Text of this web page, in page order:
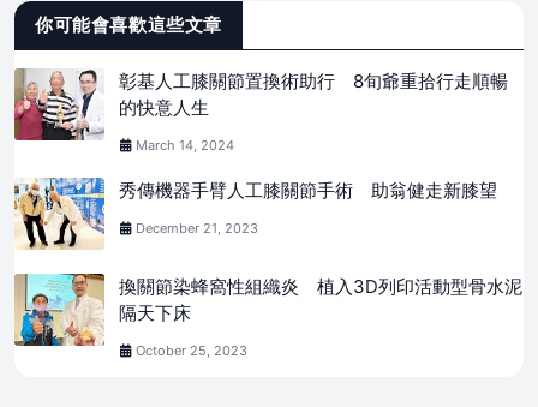
你可能會喜歡這些文章
彰基人工膝關節置換術助行 8旬爺重拾行走順暢
的快意人生
March 14, 2024
秀傳機器手臂人工膝關節手術 助翁健走新膝望
December 21, 2023
換關節染蜂窩性組織炎 植入3D列印活動型骨水泥
隔天下床
October 25, 2023